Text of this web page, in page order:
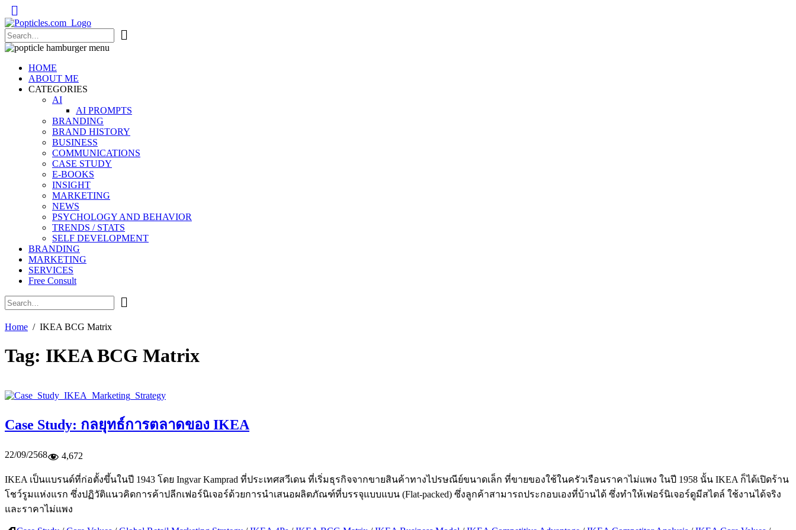
Popticles.com
HOME
ABOUT ME
CATEGORIES
AI
AI PROMPTS
BRANDING
BRAND HISTORY
BUSINESS
COMMUNICATIONS
CASE STUDY
E-BOOKS
INSIGHT
MARKETING
NEWS
PSYCHOLOGY AND BEHAVIOR
TRENDS / STATS
SELF DEVELOPMENT
BRANDING
MARKETING
SERVICES
Free Consult
Home IKEA BCG Matrix
Tag: IKEA BCG Matrix
Case Study: กลยุทธ์การตลาดของ IKEA
22/09/2568 4,672
IKEA เป็นแบรนด์ที่ก่อตั้งขึ้นในปี 1943 โดย Ingvar Kamprad ที่ประเทศสวีเดน ที่เริ่มธุรกิจจากขายสินค้าทางไปรษณีย์ขนาดเล็ก ที่ขายของใช้ในครัวเรือนราคาไม่แพง ในปี 1958 นั้น IKEA ก็ได้เปิดร้าน
โชว์รูมแห่งแรก ซึ่งปฏิวัติแนวคิดการค้าปลีกเฟอร์นิเจอร์ด้วยการนำเสนอผลิตภัณฑ์ที่บรรจุแบบแบน (Flat-packed) ซึ่งลูกค้าสามารถประกอบเองที่บ้านได้ ซึ่งทำให้เฟอร์นิเจอร์ดูมีสไตล์ ใช้งานได้จริง
และราคาไม่แพง